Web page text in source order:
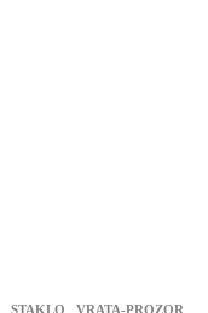
STAKLO VRATA-PROZOR